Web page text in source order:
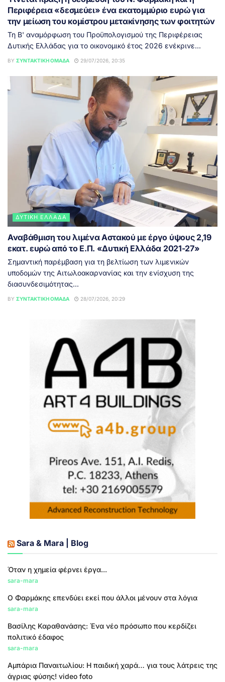
Περιφέρεια «δεσμεύει» ένα εκατομμύριο ευρώ για
την μείωση του κομίστρου μετακίνησης των φοιτητών
Τη Β' αναμόρφωση του Προϋπολογισμού της Περιφέρειας
Δυτικής Ελλάδας για το οικονομικό έτος 2026 ενέκρινε...
BY ΣΥΝΤΑΚΤΙΚΉ ΟΜΆΔΑ 29/07/2026, 20:35
ΔΥΤΙΚΉ ΕΛΛΆΔΑ
Αναβάθμιση του λιμένα Αστακού με έργο ύψους 2,19
εκατ. ευρώ από το Ε.Π. «Δυτική Ελλάδα 2021-27»
Σημαντική παρέμβαση για τη βελτίωση των λιμενικών
υποδομών της Αιτωλοακαρνανίας και την ενίσχυση της
διασυνδεσιμότητας...
BY ΣΥΝΤΑΚΤΙΚΉ ΟΜΆΔΑ 28/07/2026, 20:29
Sara & Mara | Blog
Όταν η χημεία φέρνει έργα...
sara-mara
Ο Φαρμάκης επενδύει εκεί που άλλοι μένουν στα λόγια
sara-mara
Βασίλης Καραθανάσης: Ένα νέο πρόσωπο που κερδίζει
πολιτικό έδαφος
sara-mara
Αμπάρια Παναιτωλίου: Η παιδική χαρά… για τους λάτρεις της
άγριας φύσης! video foto